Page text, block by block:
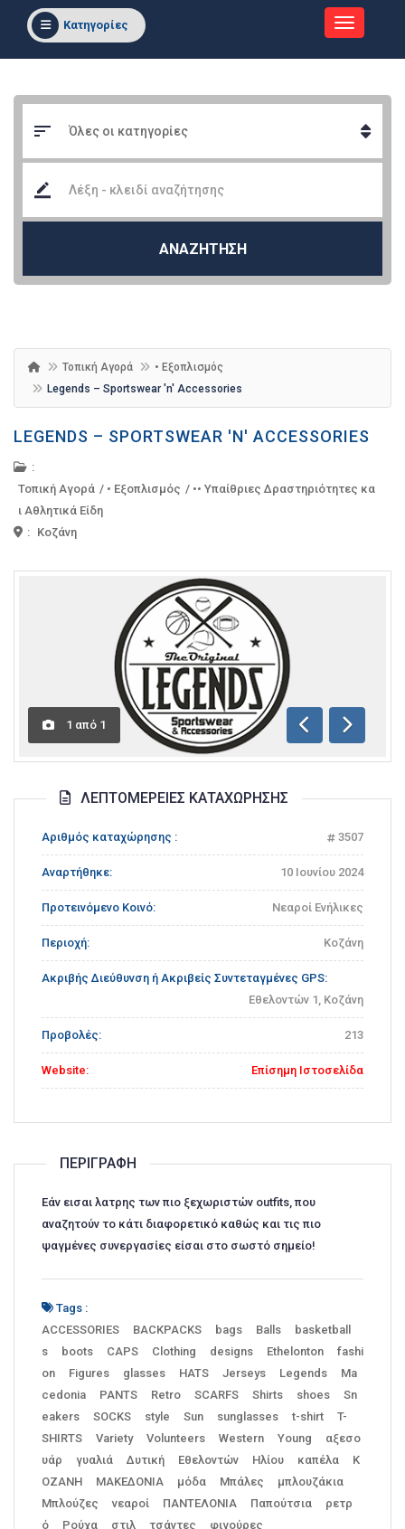
Κατηγορίες
ΑΝΑΖΗΤΗΣΗ
Τοπική Αγορά
• Εξοπλισμός
Legends – Sportswear 'n' Accessories
LEGENDS – SPORTSWEAR 'N' ACCESSORIES
:
Τοπική Αγορά / • Εξοπλισμός / •• Υπαίθριες Δραστηριότητες κα
ι Αθλητικά Είδη
: Κοζάνη
1 από 1
Προηγούμενη
Επόμενη
ΛΕΠΤΟΜΈΡΕΙΕΣ ΚΑΤΑΧΏΡΗΣΗΣ
Αριθμός καταχώρησης : 3507
Αναρτήθηκε: 10 Ιουνίου 2024
Προτεινόμενο Κοινό: Νεαροί Ενήλικες
Περιοχή: Κοζάνη
Ακριβής Διεύθυνση ή Ακριβείς Συντεταγμένες GPS:
Εθελοντών 1, Κοζάνη
Προβολές: 213
Website: Επίσημη Ιστοσελίδα
ΠΕΡΙΓΡΑΦΉ
Εάν εισαι λατρης των πιο ξεχωριστών outfits, που
αναζητούν το κάτι διαφορετικό καθώς και τις πιο
ψαγμένες συνεργασίες είσαι στο σωστό σημείο!
Tags :
ACCESSORIES
BACKPACKS bags Balls
basketball
s
boots CAPS Clothing designs Ethelonton
fashi
on
Figures glasses HATS Jerseys Legends
Ma
cedonia
PANTS Retro SCARFS Shirts shoes
Sn
eakers
SOCKS style Sun sunglasses t-shirt
T-
SHIRTS
Variety Volunteers Western Young
αξεσο
υάρ
γυαλιά Δυτική Εθελοντών Ηλίου καπέλα
Κ
ΟΖΑΝΗ
ΜΑΚΕΔΟΝΙΑ μόδα Μπάλες
μπλουζάκια
Μπλούζες
νεαροί ΠΑΝΤΕΛΟΝΙΑ Παπούτσια
ρετρ
ό
Ρούχα στιλ τσάντες φιγούρες